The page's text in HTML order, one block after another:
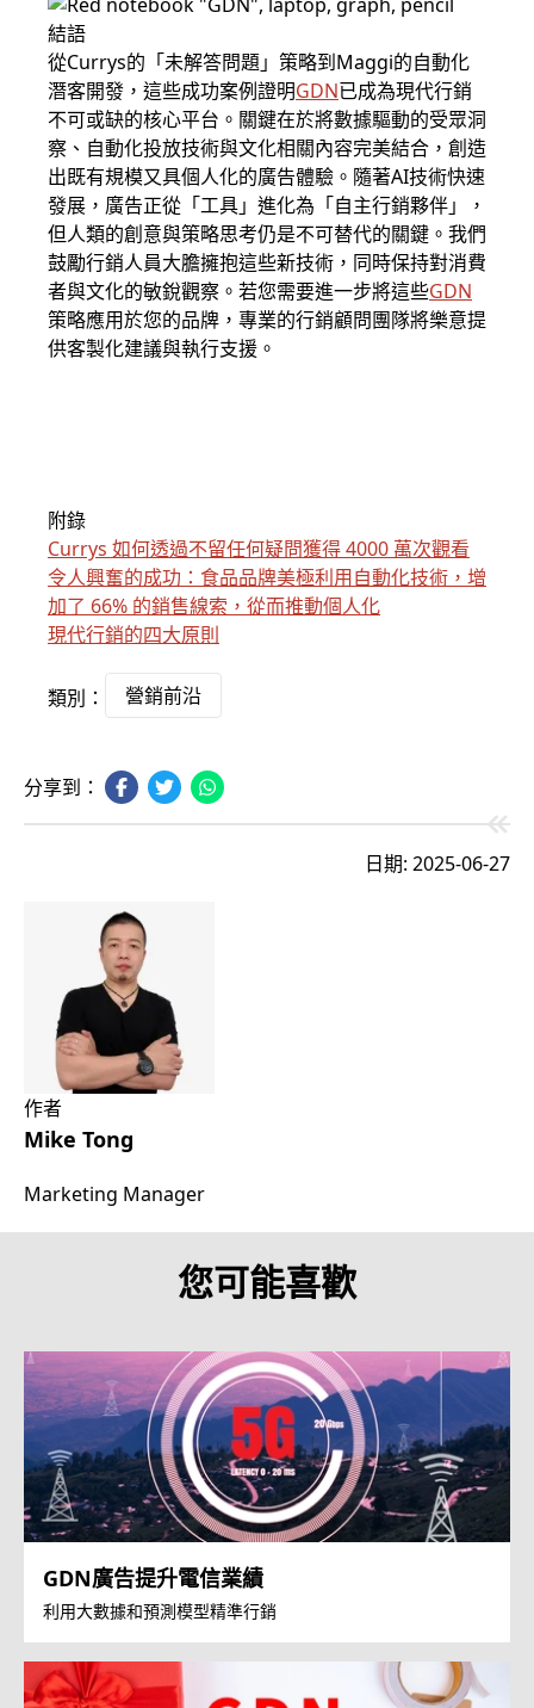
結語
從Currys的「未解答問題」策略到Maggi的自動化
潛客開發，這些成功案例證明GDN已成為現代行銷
不可或缺的核心平台。關鍵在於將數據驅動的受眾洞
察、自動化投放技術與文化相關內容完美結合，創造
出既有規模又具個人化的廣告體驗。隨著AI技術快速
發展，廣告正從「工具」進化為「自主行銷夥伴」，
但人類的創意與策略思考仍是不可替代的關鍵。我們
鼓勵行銷人員大膽擁抱這些新技術，同時保持對消費
者與文化的敏銳觀察。若您需要進一步將這些GDN
策略應用於您的品牌，專業的行銷顧問團隊將樂意提
供客製化建議與執行支援。
附錄
Currys 如何透過不留任何疑問獲得 4000 萬次觀看
令人興奮的成功：食品品牌美極利用自動化技術，增
加了 66% 的銷售線索，從而推動個人化
現代行銷的四大原則
類別： 營銷前沿
分享到：
日期: 2025-06-27
作者
Mike Tong
Marketing Manager
您可能喜歡
GDN廣告提升電信業績
利用大數據和預測模型精準行銷